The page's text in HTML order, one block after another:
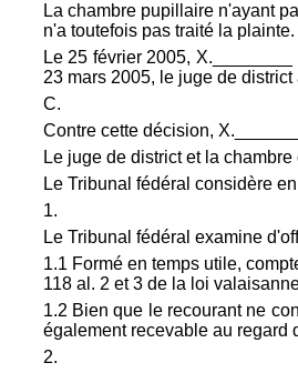
La chambre pupillaire n'ayant
n'a toutefois pas traité la plainte.
Le 25 février 2005,
23 mars 2005, le juge de
C.
Contre cette décision,
Le juge de district et la
Le Tribunal fédéral considère
1.
Le Tribunal fédéral examine
1.1 Formé en temps utile,
118 al. 2 et 3 de la loi
1.2 Bien que le recourant ne
également recevable au regard
2.